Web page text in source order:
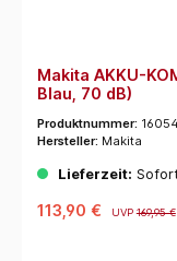
Makita AKKU-
Blau, 70 dB)
Produktnummer:
Hersteller: Makita
Lieferzeit:
113,90 € UVP169,95 €